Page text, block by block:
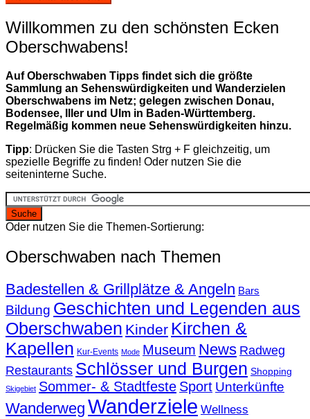
Willkommen zu den schönsten Ecken
Oberschwabens!
Auf Oberschwaben Tipps findet sich die größte
Sammlung an Sehenswürdigkeiten und Wanderzielen
Oberschwabens im Netz; gelegen zwischen Donau,
Bodensee, Iller und Ulm in Baden-Württemberg.
Regelmäßig kommen neue Sehenswürdigkeiten hinzu.
Tipp: Drücken Sie die Tasten Strg + F gleichzeitig, um
spezielle Begriffe zu finden! Oder nutzen Sie die
seiteninterne Suche.
Oder nutzen Sie die Themen-Sortierung:
Oberschwaben nach Themen
Badestellen & Grillplätze & Angeln Bars
Bildung Geschichten und Legenden aus
Oberschwaben Kinder Kirchen &
Kapellen Kur-Events Mode Museum News Radweg
Restaurants Schlösser und Burgen Shopping
Skigebiet Sommer- & Stadtfeste Sport Unterkünfte
Wanderweg Wanderziele Wellness